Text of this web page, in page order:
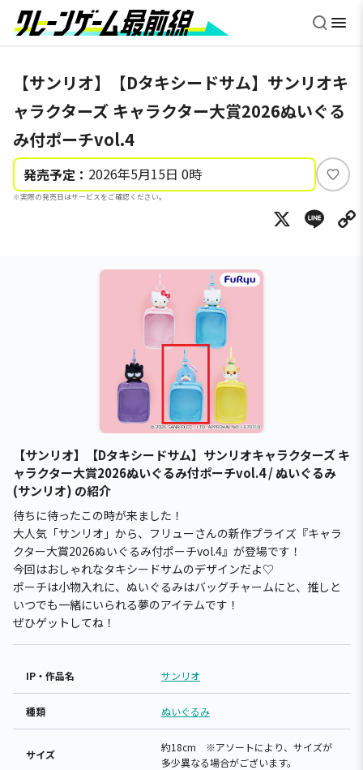
【サンリオ】【Dタキシードサム】サンリオキ
ャラクターズ キャラクター大賞2026ぬいぐる
み付ポーチvol.4
発売予定： 2026年5月15日 0時
※実際の発売日はサービスをご確認ください。
い
ね
X
【サンリオ】【Dタキシードサム】サンリオキャラクターズ キ
ャラクター大賞2026ぬいぐるみ付ポーチvol.4 / ぬいぐるみ
(サンリオ) の紹介
待ちに待ったこの時が来ました！
大人気「サンリオ」から、フリューさんの新作プライズ『キャラ
クター大賞2026ぬいぐるみ付ポーチvol.4』が登場です！
今回はおしゃれなタキシードサムのデザインだよ♡
ポーチは小物入れに、ぬいぐるみはバッグチャームにと、推しと
いつでも一緒にいられる夢のアイテムです！
ぜひゲットしてね！
IP・作品名 サンリオ
種類 ぬいぐるみ
サイズ
約18cm ※アソートにより、サイズが
多少異なる場合がございます。